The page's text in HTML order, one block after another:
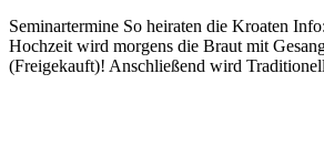
Seminartermine So heiraten die Kroaten
Hochzeit wird morgens die Braut mit
(Freigekauft)! Anschließend wird Traditionell